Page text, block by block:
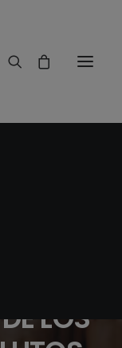
LOS